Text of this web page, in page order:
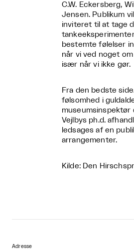
C.W. Eckersberg,
Jensen. Publikum
inviteret til at tage
bestemte følelser
når vi ved noget
især når vi ikke gør.
Fra den bedste
følsomhed i
museumsinspektør
Vejlbys ph.d.
ledsages af en
arrangementer.
Kilde: Den
Adresse